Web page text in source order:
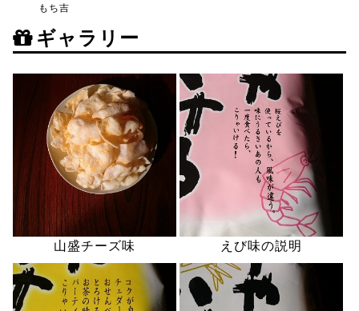
もち吉
ギャラリー
山盛チーズ味 えび味の説明